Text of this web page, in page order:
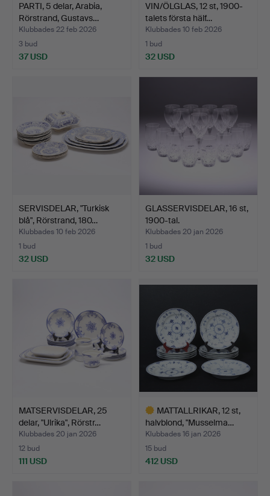
PARTI, 5 delar, Arabia,
Rörstrand, Gustavs…
Klubbades 22 feb 2026
3 bud
37 USD
VIN/ÖLGLAS, 12 st, 1900-
talets första hälf…
Klubbades 10 feb 2026
1 bud
32 USD
SERVISDELAR, "Turkisk
blå", Rörstrand, 180…
Klubbades 10 feb 2026
1 bud
32 USD
GLASSERVISDELAR, 16 st,
1900-tal.
Klubbades 20 jan 2026
1 bud
32 USD
MATSERVISDELAR, 25
delar, "Ulrika", Rörstr…
Klubbades 20 jan 2026
12 bud
111 USD
MATTALLRIKAR, 12 st,
halvblond, ''Musselma…
Klubbades 16 jan 2026
15 bud
412 USD